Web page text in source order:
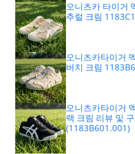
오니츠카 타이거
추럴 크림
오니츠카타이거
버치 크림
오니츠카타이거
랙 크림 리뷰 및
(1183B601.001)